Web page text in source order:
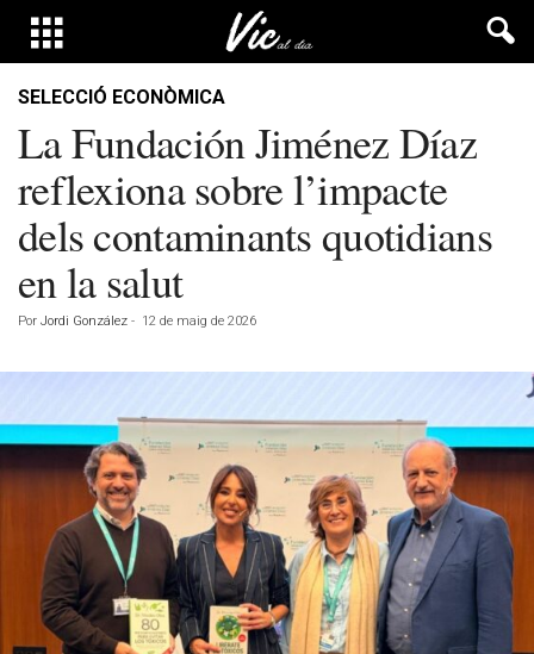
SELECCIÓ ECONÒMICA
La Fundación Jiménez Díaz
reflexiona sobre l’impacte
dels contaminants quotidians
en la salut
Por Jordi González - 12 de maig de 2026